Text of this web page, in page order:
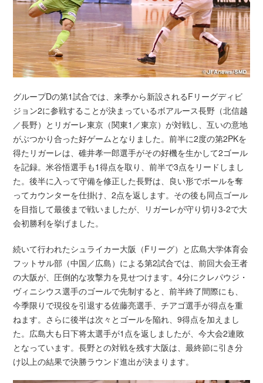
グループDの第1試合では、来季から新設されるFリーグディビ
ジョン2に参戦することが決まっているボアルース長野（北信越
／長野）とリガーレ東京（関東1／東京）が対戦し、互いの意地
がぶつかり合った好ゲームとなりました。前半に2度の第2PKを
得たリガーレは、碓井孝一郎選手がその好機を生かして2ゴール
を記録。米谷悟選手も1得点を取り、前半で3点をリードしまし
た。後半に入って守備を修正した長野は、良い形でボールを奪
ってカウンターを仕掛け、2点を返します。その後も同点ゴール
を目指して最後まで戦いましたが、リガーレが守り切り3-2で大
会初勝利を挙げました。
続いて行われたシュライカー大阪（Fリーグ）と広島大学体育会
フットサル部（中国／広島）による第2試合では、前回大会王者
の大阪が、圧倒的な攻撃力を見せつけます。4分にクレパウジ・
ヴィニシウス選手のゴールで先制すると、前半終了間際にも、
今季限りで現役を引退する佐藤亮選手、チアゴ選手が得点を重
ねます。さらに後半は次々とゴールを陥れ、9得点を加えまし
た。広島大も日下将太選手が1点を返しましたが、今大会2連敗
となっています。長野との対戦を残す大阪は、最終節に引き分
け以上の結果で決勝ラウンド進出が決まります。